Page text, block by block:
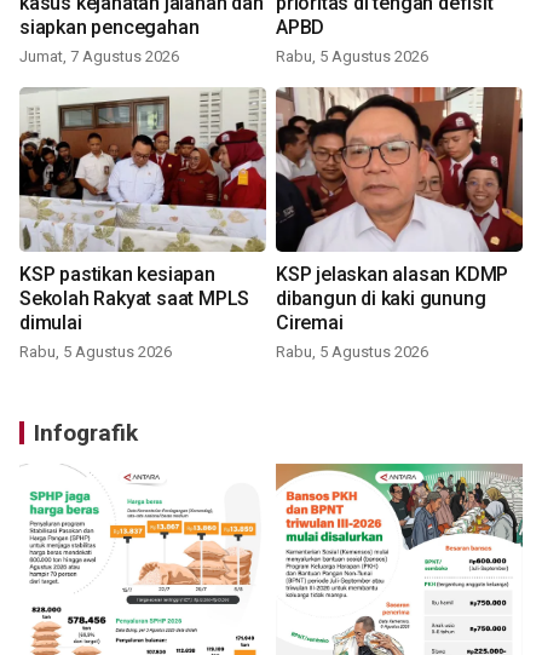
siapkan pencegahan
Jumat, 7 Agustus 2026
APBD
Rabu, 5 Agustus 2026
KSP pastikan kesiapan
Sekolah Rakyat saat MPLS
dimulai
Rabu, 5 Agustus 2026
KSP jelaskan alasan KDMP
dibangun di kaki gunung
Ciremai
Rabu, 5 Agustus 2026
Infografik